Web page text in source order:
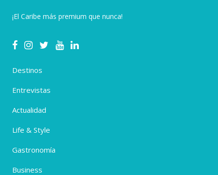
¡El Caribe más premium que nunca!
Destinos
Entrevistas
Actualidad
Life & Style
Gastronomía
Business